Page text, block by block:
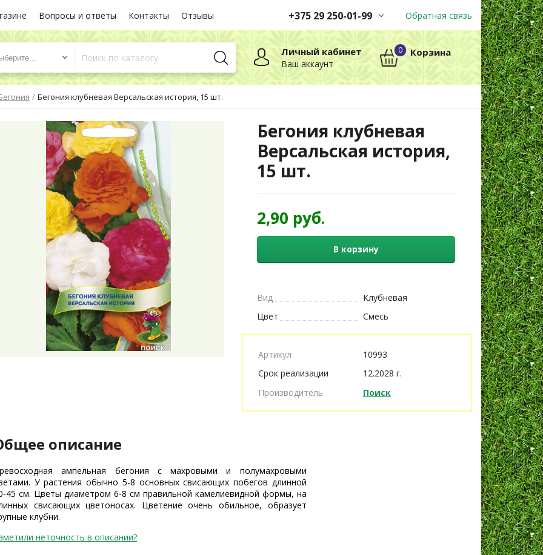
Вопросы и ответы Контакты Отзывы +375 29 250-01-99
автоматически через корзину
круглосуточно без выходных
Обратная связь
Личный кабинет
Ваш аккаунт
0 Корзина
/ Бегония клубневая Версальская история, 15 шт.
Бегония клубневая
Версальская история,
15 шт.
2,90 руб.
В корзину
Вид
Клубневая
Цвет
Смесь
Артикул
10993
Срок реализации
12.2028 г.
Производитель
Поиск
описание
ампельная бегония с махровыми и полумахровыми
У растения обычно 5-8 основных свисающих побегов длинной
45 см. Цветы диаметром 6-8 см правильной камелиевидной формы, на
свисающих цветоносах. Цветение очень обильное, образует
клубни.
неточность в описании?